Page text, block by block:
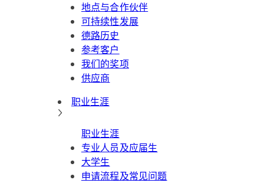
地点与合作伙伴
可持续性发展
德路历史
参考客户
我们的奖项
供应商
职业生涯
职业生涯
专业人员及应届生
大学生
申请流程及常见问题